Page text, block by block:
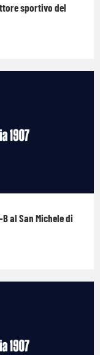
sportivo del
al San Michele di